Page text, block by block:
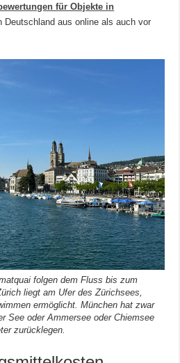
für Objekte in
Deutschland aus online als auch vor
folgen dem Fluss bis zum
liegt am Ufer des Zürichsees,
ermöglicht. München hat zwar
See oder Ammersee oder Chiemsee
zurücklegen.